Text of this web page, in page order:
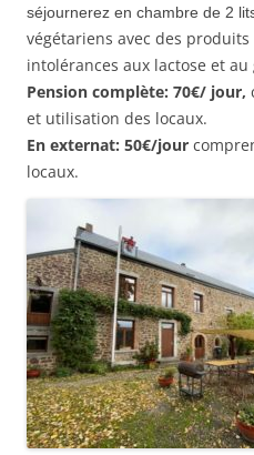
séjournerez en chambre de 2
végétariens avec des
intolérances aux lactose et
Pension complète: 70€/ jour,
et utilisation des locaux.
En externat: 50€/jour
locaux.